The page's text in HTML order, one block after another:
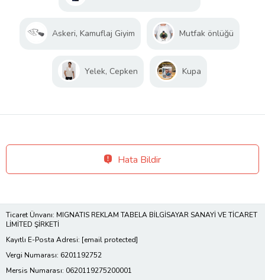
Askeri, Kamuflaj Giyim Mutfak önlüğü
Yelek, Cepken Kupa
Hata Bildir
Ticaret Ünvanı: MIGNATIS REKLAM TABELA BİLGİSAYAR SANAYİ VE TİCARET
LİMİTED ŞİRKETİ
Kayıtlı E-Posta Adresi: [email protected]
Vergi Numarası: 6201192752
Mersis Numarası: 0620119275200001